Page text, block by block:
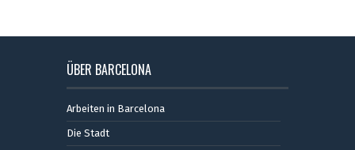
ÜBER BARCELONA
Arbeiten in Barcelona
Die Stadt